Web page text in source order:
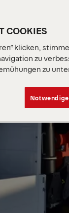
COOKIES
klicken,
zu
zu